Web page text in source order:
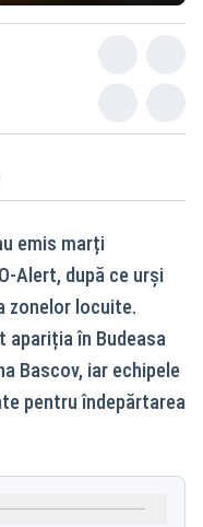
emis marți
Alert, după ce urși
zonelor locuite.
în Budeasa
Bascov, iar echipele
pentru îndepărtarea